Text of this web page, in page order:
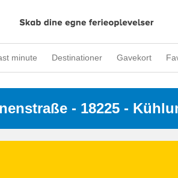
minute Destinationer Gavekort
- 18225 -